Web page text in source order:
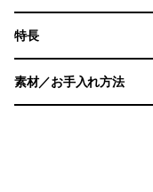
特長
素材／お手入れ方法